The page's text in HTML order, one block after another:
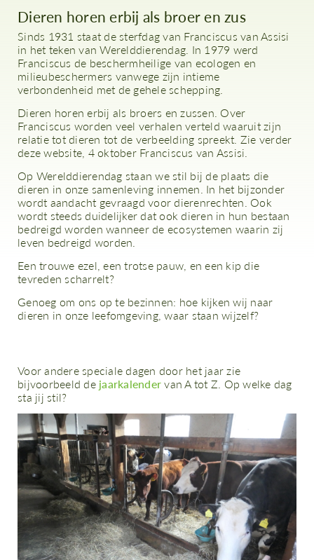
Dieren horen erbij als broer en zus
Sinds 1931 staat de sterfdag van Franciscus van Assisi
in het teken van Werelddierendag. In 1979 werd
Franciscus de beschermheilige van ecologen en
milieubeschermers vanwege zijn intieme
verbondenheid met de gehele schepping.
Dieren horen erbij als broers en zussen. Over
Franciscus worden veel verhalen verteld waaruit zijn
relatie tot dieren tot de verbeelding spreekt. Zie verder
deze website, 4 oktober Franciscus van Assisi.
Op Werelddierendag staan we stil bij de plaats die
dieren in onze samenleving innemen. In het bijzonder
wordt aandacht gevraagd voor dierenrechten. Ook
wordt steeds duidelijker dat ook dieren in hun bestaan
bedreigd worden wanneer de ecosystemen waarin zij
leven bedreigd worden.
Een trouwe ezel, een trotse pauw, en een kip die
tevreden scharrelt?
Genoeg om ons op te bezinnen: hoe kijken wij naar
dieren in onze leefomgeving, waar staan wijzelf?
Voor andere speciale dagen door het jaar zie
bijvoorbeeld de jaarkalendervan A tot Z. Op welke dag
sta jij stil?